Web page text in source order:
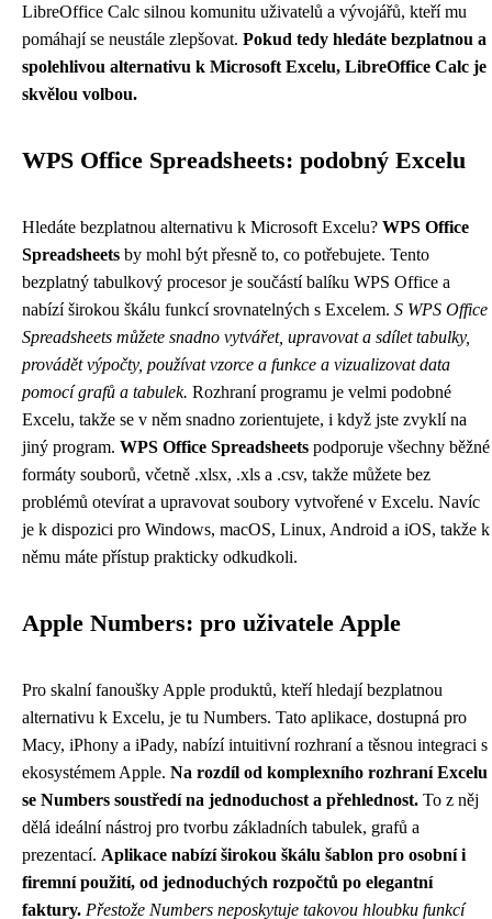
LibreOffice Calc silnou komunitu uživatelů a vývojářů, kteří mu
pomáhají se neustále zlepšovat. Pokud tedy hledáte bezplatnou a
spolehlivou alternativu k Microsoft Excelu, LibreOffice Calc je
skvělou volbou.
WPS Office Spreadsheets: podobný Excelu
Hledáte bezplatnou alternativu k Microsoft Excelu? WPS Office
Spreadsheets by mohl být přesně to, co potřebujete. Tento
bezplatný tabulkový procesor je součástí balíku WPS Office a
nabízí širokou škálu funkcí srovnatelných s Excelem. S WPS Office
Spreadsheets můžete snadno vytvářet, upravovat a sdílet tabulky,
provádět výpočty, používat vzorce a funkce a vizualizovat data
pomocí grafů a tabulek. Rozhraní programu je velmi podobné
Excelu, takže se v něm snadno zorientujete, i když jste zvyklí na
jiný program. WPS Office Spreadsheets podporuje všechny běžné
formáty souborů, včetně .xlsx, .xls a .csv, takže můžete bez
problémů otevírat a upravovat soubory vytvořené v Excelu. Navíc
je k dispozici pro Windows, macOS, Linux, Android a iOS, takže k
němu máte přístup prakticky odkudkoli.
Apple Numbers: pro uživatele Apple
Pro skalní fanoušky Apple produktů, kteří hledají bezplatnou
alternativu k Excelu, je tu Numbers. Tato aplikace, dostupná pro
Macy, iPhony a iPady, nabízí intuitivní rozhraní a těsnou integraci s
ekosystémem Apple. Na rozdíl od komplexního rozhraní Excelu
se Numbers soustředí na jednoduchost a přehlednost. To z něj
dělá ideální nástroj pro tvorbu základních tabulek, grafů a
prezentací. Aplikace nabízí širokou škálu šablon pro osobní i
firemní použití, od jednoduchých rozpočtů po elegantní
faktury. Přestože Numbers neposkytuje takovou hloubku funkcí